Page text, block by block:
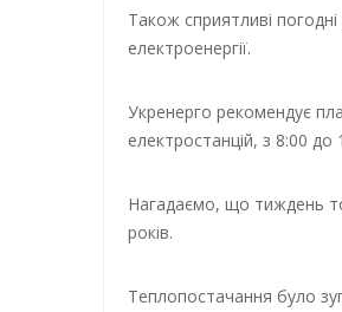
Також сприятливі
електроенергії.
Укренерго рекомендує
електростанцій, з 8:00 до
Нагадаємо, що тиждень
років.
Теплопостачання було